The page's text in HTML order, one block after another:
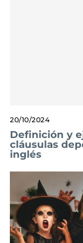
20/10/2024
Definición y
cláusulas
inglés